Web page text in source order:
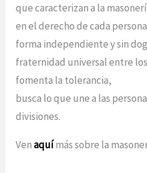
que caracterizan a la
en el derecho de cada
forma independiente y sin
fraternidad universal entre
fomenta la tolerancia,
busca lo que une a las
divisiones.
Venaquímás sobre la